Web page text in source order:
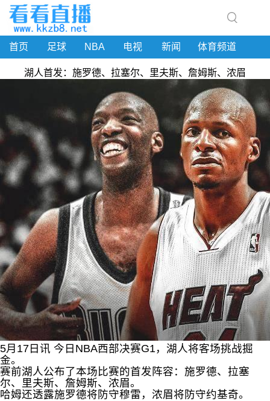
首页 足球 NBA 电视 新闻 体育频道
湖人首发：施罗德、拉塞尔、里夫斯、詹姆斯、浓眉
5月17日讯 今日NBA西部决赛G1，湖人将客场挑战掘
金。
赛前湖人公布了本场比赛的首发阵容：施罗德、拉塞
尔、里夫斯、詹姆斯、浓眉。
哈姆还透露施罗德将防守穆雷，浓眉将防守约基奇。